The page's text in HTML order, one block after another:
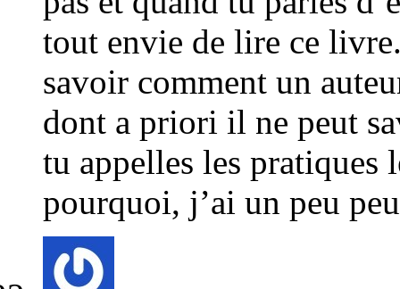
tout envie de lire ce
savoir comment un
dont a priori il ne peut
tu appelles les pratiques
pourquoi, j’ai un peu